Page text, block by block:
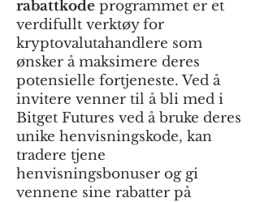
rabattkode programmet er et
verdifullt verktøy for
kryptovalutahandlere som
ønsker å maksimere deres
potensielle fortjeneste. Ved å
invitere venner til å bli med i
Bitget Futures ved å bruke deres
unike henvisningskode, kan
tradere tjene
henvisningsbonuser og gi
vennene sine rabatter på